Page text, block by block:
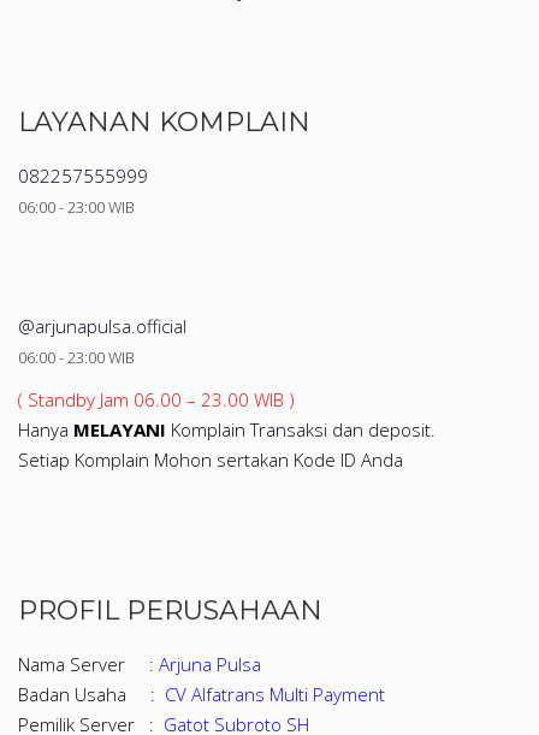
LAYANAN KOMPLAIN
082257555999
06:00 - 23:00 WIB
@arjunapulsa.official
06:00 - 23:00 WIB
( Standby Jam 06.00 – 23.00 WIB )
Hanya MELAYANI Komplain Transaksi dan deposit.
Setiap Komplain Mohon sertakan Kode ID Anda
PROFIL PERUSAHAAN
Nama Server : Arjuna Pulsa
Badan Usaha : CV Alfatrans Multi Payment
Pemilik Server : Gatot Subroto SH